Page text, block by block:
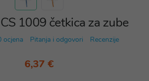
1009 četkica za zube
ocjena Pitanja i odgovori Recenzije
6,37 €